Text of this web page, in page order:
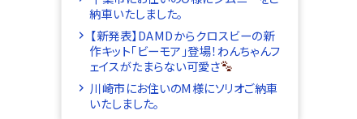
納車いたしました。
【新発表】DAMDからクロスビーの新
作キット「ビーモア」登場！わんちゃんフ
ェイスがたまらない可愛さ
川崎市にお住いのM様にソリオご納車
いたしました。